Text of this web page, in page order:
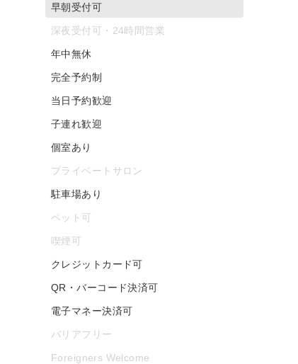
早朝受付可
深夜受付可・24時間営業
年中無休
完全予約制
当日予約歓迎
子連れ歓迎
個室あり
プライベートサロン
駐車場あり
ペット可
喫煙可
クレジットカード可
QR・バーコード決済可
電子マネー決済可
バリアフリー
Foreigners Welcome